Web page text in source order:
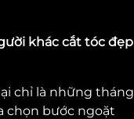
khác cắt tóc đẹp
chỉ là những tháng
chọn bước ngoặt